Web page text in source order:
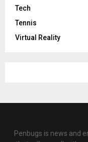
Tech
Tennis
Virtual Reality
Penbugs is news and